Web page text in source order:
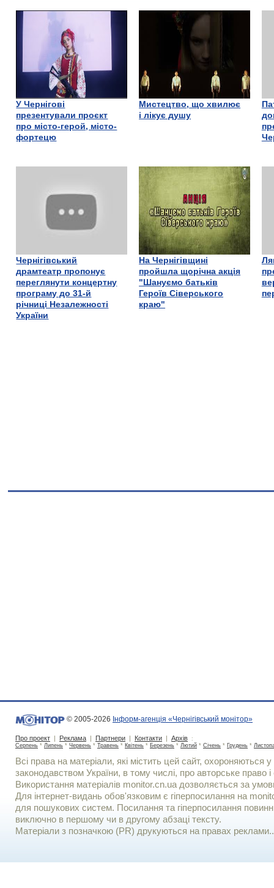
У Чернігові
презентували проєкт
про місто-герой, місто-
фортецю
Мистецтво, що хвилює
і лікує душу
Чернігівський
драмтеатр пропонує
переглянути концертну
програму до 31-й
річниці Незалежності
України
На Чернігівщині
пройшла щорічна акція
"Шануємо батьків
Героїв Сіверського
краю"
© 2005-2026 Інформ-агенція «Чернігівський монітор»
Про проект | Реклама | Партнери | Контакти | Архів :
Серпень * Липень * Червень * Травень * Квітень * Березень * Лютий * Січень * Грудень *
Всі права на матеріали, які містить цей сайт, охороняються у
законодавством України, в тому числі, про авторське право і
Використання матерiалiв monitor.cn.ua дозволяється за
Для iнтернет-видань обов'язковим є гiперпосилання на
для пошукових систем. Посилання та гіперпосилання
виключно в першому чи в другому абзаці тексту.
Матеріали з позначкою (PR) друкуються на правах реклами..